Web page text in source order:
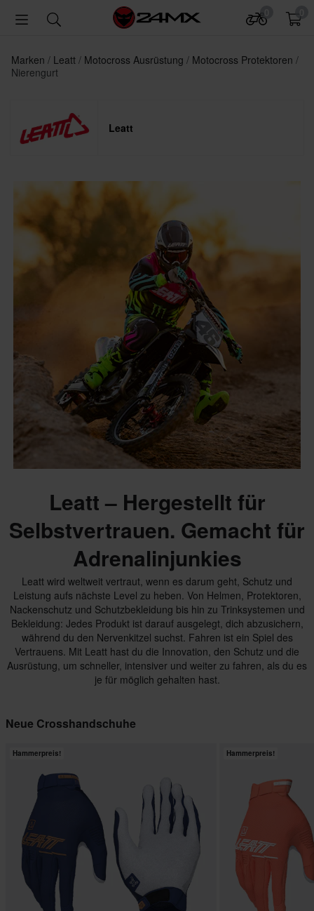
Marken Leatt Motocross Ausrüstung
Motocross Protektoren
Nierengurt
Leatt
Leatt – Hergestellt für
Selbstvertrauen. Gemacht für
Adrenalinjunkies
Leatt wird weltweit vertraut, wenn es darum geht, Schutz und
Leistung aufs nächste Level zu heben. Von Helmen, Protektoren,
Nackenschutz und Schutzbekleidung bis hin zu Trinksystemen und
Bekleidung: Jedes Produkt ist darauf ausgelegt, dich abzusichern,
während du den Nervenkitzel suchst. Fahren ist ein Spiel des
Vertrauens. Mit Leatt hast du die Innovation, den Schutz und die
Ausrüstung, um schneller, intensiver und weiter zu fahren, als du es
je für möglich gehalten hast.
Neue Crosshandschuhe
Hammerpreis! Hammerpreis!